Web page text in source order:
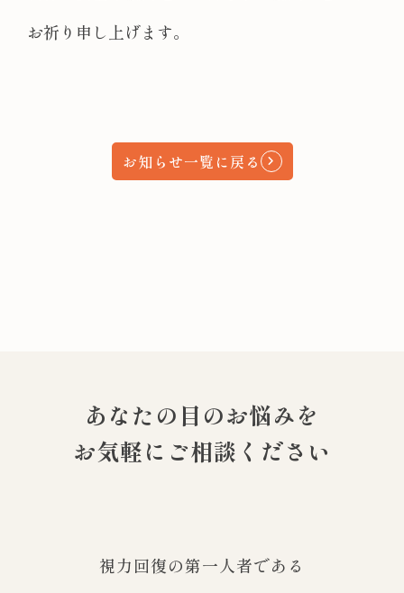
お祈り申し上げます。
お知らせ一覧に戻る
あなたの目のお悩みを
お気軽にご相談ください
視力回復の第一人者である